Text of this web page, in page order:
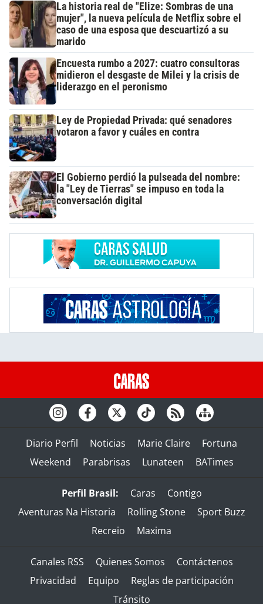
La historia real de "Elize: Sombras de una
mujer", la nueva película de Netflix sobre el
caso de una esposa que descuartizó a su
marido
Encuesta rumbo a 2027: cuatro consultoras
midieron el desgaste de Milei y la crisis de
liderazgo en el peronismo
Ley de Propiedad Privada: qué senadores
votaron a favor y cuáles en contra
El Gobierno perdió la pulseada del nombre:
la "Ley de Tierras" se impuso en toda la
conversación digital
Diario Perfil Noticias Marie Claire
Fortuna
Weekend
Parabrisas Lunateen BATimes
Perfil Brasil: Caras
Contigo
Aventuras Na Historia
Rolling Stone
Sport Buzz
Recreio
Maxima
Canales RSS Quienes Somos
Contáctenos
Privacidad
Equipo
Reglas de participación
Tránsito